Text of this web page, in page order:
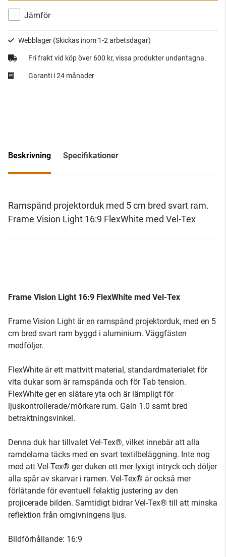
Jämför
Webblager (Skickas inom 1-2 arbetsdagar)
Fri frakt vid köp över 600 kr, vissa produkter undantagna.
Garanti i 24 månader
Beskrivning Specifikationer
Ramspänd projektorduk med 5 cm bred svart ram.
Frame Vision Light 16:9 FlexWhite med Vel-Tex
Frame Vision Light 16:9 FlexWhite med Vel-Tex
Frame Vision Light är en ramspänd projektorduk, med en 5
cm bred svart ram byggd i aluminium. Väggfästen
medföljer.
FlexWhite är ett mattvitt material, standardmaterialet för
vita dukar som är ramspända och för Tab tension.
FlexWhite ger en slätare yta och är lämpligt för
ljuskontrollerade/mörkare rum. Gain 1.0 samt bred
betraktningsvinkel.
Denna duk har tillvalet Vel-Tex®, vilket innebär att alla
ramdelarna täcks med en svart textilbeläggning. Inte nog
med att Vel-Tex® ger duken ett mer lyxigt intryck och döljer
alla spår av skarvar i ramen. Vel-Tex® är också mer
förlåtande för eventuell felaktig justering av den
projicerade bilden. Samtidigt bidrar Vel-Tex® till att minska
reflektion från omgivningens ljus.
Bildförhållande: 16:9